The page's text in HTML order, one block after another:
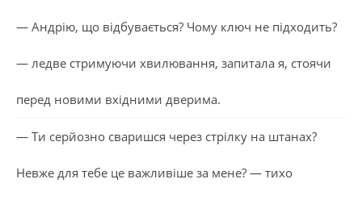
— Андрію, що відбувається? Чому ключ не підходить?
— ледве стримуючи хвилювання, запитала я, стоячи
перед новими вхідними дверима.
— Ти серйозно сваришся через стрілку на штанах?
Невже для тебе це важливіше за мене? — тихо